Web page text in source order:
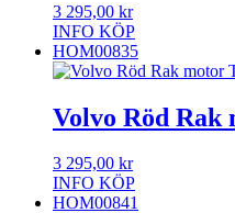
3 295,00 kr
INFO KÖP
HOM00835
Volvo Röd
3 295,00 kr
INFO KÖP
HOM00841